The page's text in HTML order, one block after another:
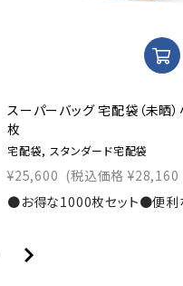
スーパーバッグ 宅配袋（未晒
枚
宅配袋, スタンダード宅配袋
¥25,600 (税込価格 ¥28,160